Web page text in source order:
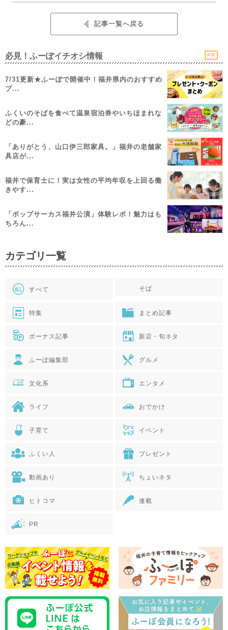
記事一覧へ戻る
必見！ふーぽイチオシ情報 PR
7/31更新★ふーぽで開催中！福井県内のおすすめ
プ...
ふくいのそばを食べて温泉宿泊券やいちほまれな
どの豪...
「ありがとう、山口伊三郎家具。」福井の老舗家
具店が...
福井で保育士に！実は女性の平均年収を上回る働
きやす...
「ポップサーカス福井公演」体験レポ！魅力はも
ちろん...
カテゴリ一覧
すべて そば
特集 まとめ記事
ボーナス記事 新店・旬ネタ
ふーぽ編集部 グルメ
文化系 エンタメ
ライフ おでかけ
子育て イベント
ふくい人 プレゼント
動画あり ちょいネタ
ヒトコマ 連載
PR